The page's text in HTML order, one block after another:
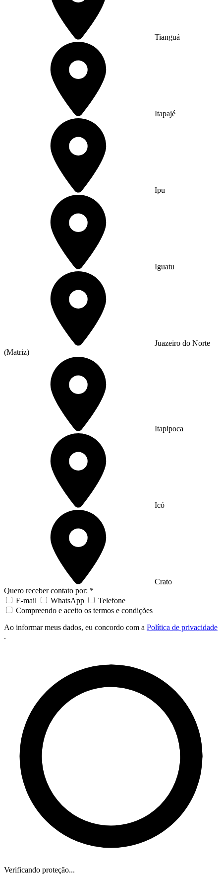
Tianguá
Itapajé
Ipu
Iguatu
Juazeiro do Norte
(Matriz)
Itapipoca
Icó
Crato
Quero receber contato por: *
E-mail
WhatsApp
Telefone
Compreendo e aceito os termos e condições
Ao informar meus dados, eu concordo com a Política de privacidade
.
Verificando proteção...